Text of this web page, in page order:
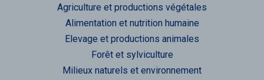
Agriculture et productions végétales
Alimentation et nutrition humaine
Elevage et productions animales
Forêt et sylviculture
Milieux naturels et environnement